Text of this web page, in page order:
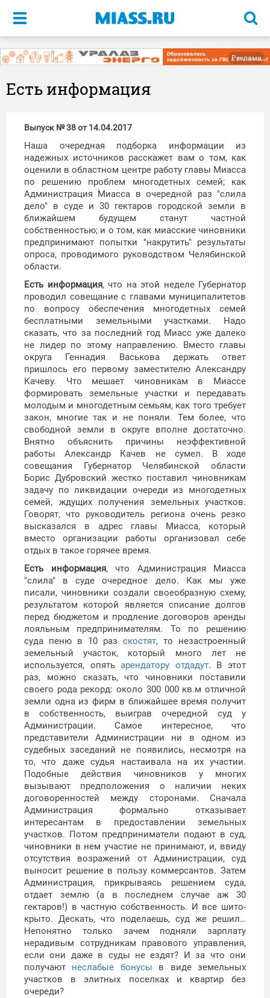
Меню
Реклама
Есть информация
Выпуск № 38 от 14.04.2017
Наша очередная подборка информации из
надежных источников расскажет вам о том, как
оценили в областном центре работу главы Миасса
по решению проблем многодетных семей; как
Администрация Миасса в очередной раз "слила
дело" в суде и 30 гектаров городской земли в
ближайшем будущем станут частной
собственностью; и о том, как миасские чиновники
предпринимают попытки "накрутить" результаты
опроса, проводимого руководством Челябинской
области.
Есть информация, что на этой неделе Губернатор
проводил совещание с главами муниципалитетов
по вопросу обеспечения многодетных семей
бесплатными земельными участками. Надо
сказать, что за последний год Миасс уже далеко
не лидер по этому направлению. Вместо главы
округа Геннадия Васькова держать ответ
пришлось его первому заместителю Александру
Качеву. Что мешает чиновникам в Миассе
формировать земельные участки и передавать
молодым и многодетным семьям, как того требует
закон, многие так и не поняли. Тем более, что
свободной земли в округе вполне достаточно.
Внятно объяснить причины неэффективной
работы Александр Качев не сумел. В ходе
совещания Губернатор Челябинской области
Борис Дубровский жестко поставил чиновникам
задачу по ликвидации очереди из многодетных
семей, ждущих получения земельных участков.
Говорят, что руководитель региона очень резко
высказался в адрес главы Миасса, который
вместо организации работы организовал себе
отдых в такое горячее время.
Есть информация, что Администрация Миасса
"слила" в суде очередное дело. Как мы уже
писали, чиновники создали своеобразную схему,
результатом которой является списание долгов
перед бюджетом и продление договоров аренды
лояльным предпринимателям. То по решению
суда пеню в 10 раз скостят, то незастроенный
земельный участок, который много лет не
используется, опятьарендатору отдадут. В этот
раз, можно сказать, что чиновники поставили
своего рода рекорд: около 300 000 кв.м отличной
земли одна из фирм в ближайшее время получит
в собственность, выиграв очередной суд у
Администрации. Самое интересное, что
представители Администрации ни в одном из
судебных заседаний не появились, несмотря на
то, что даже судья настаивала на их участии.
Подобные действия чиновников у многих
вызывают предположения о наличии неких
договоренностей между сторонами. Сначала
Администрация формально отказывает
интересантам в предоставлении земельных
участков. Потом предприниматели подают в суд,
чиновники в нем участие не принимают, и, ввиду
отсутствия возражений от Администрации, суд
выносит решение в пользу коммерсантов. Затем
Администрация, прикрываясь решением суда,
отдает землю (а в последнем случае аж 30
гектаров!) в частную собственность. И все шито-
крыто. Дескать, что поделаешь, суд же решил…
Непонятно только зачем подняли зарплату
нерадивым сотрудникам правового управления,
если они даже в суды не ездят? И за что они
получают неслабые бонусы в виде земельных
участков в элитных поселках и квартир без
очереди?